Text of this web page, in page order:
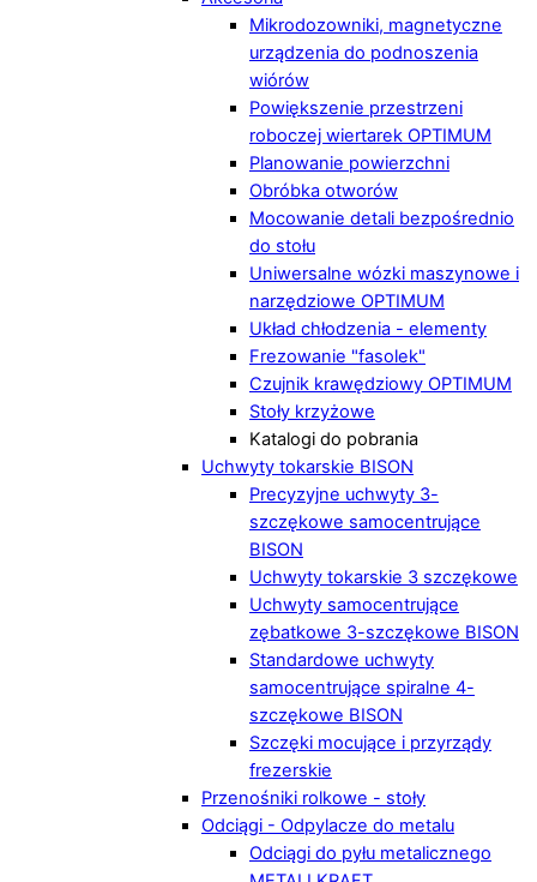
Mikrodozowniki, magnetyczne
urządzenia do podnoszenia
wiórów
Powiększenie przestrzeni
roboczej wiertarek OPTIMUM
Planowanie powierzchni
Obróbka otworów
Mocowanie detali bezpośrednio
do stołu
Uniwersalne wózki maszynowe i
narzędziowe OPTIMUM
Układ chłodzenia - elementy
Frezowanie "fasolek"
Czujnik krawędziowy OPTIMUM
Stoły krzyżowe
Katalogi do pobrania
Uchwyty tokarskie BISON
Precyzyjne uchwyty 3-
szczękowe samocentrujące
BISON
Uchwyty tokarskie 3 szczękowe
Uchwyty samocentrujące
zębatkowe 3-szczękowe BISON
Standardowe uchwyty
samocentrujące spiralne 4-
szczękowe BISON
Szczęki mocujące i przyrządy
frezerskie
Przenośniki rolkowe - stoły
Odciągi - Odpylacze do metalu
Odciągi do pyłu metalicznego